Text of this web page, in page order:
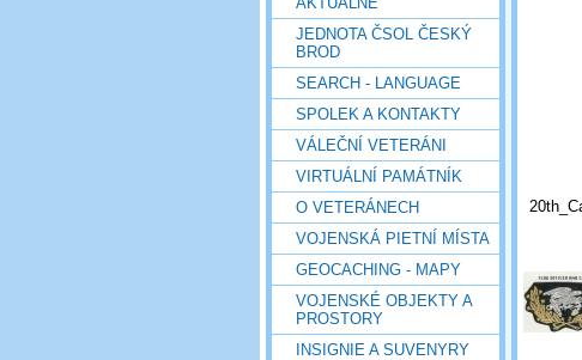
JEDNOTA ČSOL ČESKÝ
BROD
SEARCH - LANGUAGE
SPOLEK A KONTAKTY
VÁLEČNÍ VETERÁNI
VIRTUÁLNÍ PAMÁTNÍK
O VETERÁNECH
VOJENSKÁ PIETNÍ MÍSTA
GEOCACHING - MAPY
VOJENSKÉ OBJEKTY A
PROSTORY
INSIGNIE A SUVENYRY